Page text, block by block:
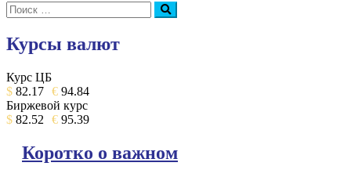
Поиск: Поиск
Курсы валют
Курс ЦБ
$ 82.17 € 94.84
Биржевой курс
$ 82.52 € 95.39
Коротко о важном